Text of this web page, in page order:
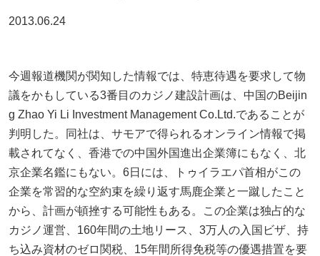
2013.06.24
今週報道機関が関知した情報では、特恵待遇を要求して物
議をかもしている3番目のカジノ建設計画は、中国のBeijin
g Zhao Yi Li Investment Management Co.Ltd.であることが
判明した。同社は、サモアで得られるオンライン情報で掲
載されてなく、香港での中国外国進出企業簿にもなく、北
京企業名鑑にもない。6日には、トゥイラエパ首相がこの
企業を常習的な空約束を繰り返す馬鹿企業と一蹴したこと
から、計画が頓挫する可能性もある。この企業は独占的な
カジノ運営、160年間の土地リース、3万人の入国ビザ、持
ち込み資材のゼロ関税、15年間所得免税等の優遇措置を要